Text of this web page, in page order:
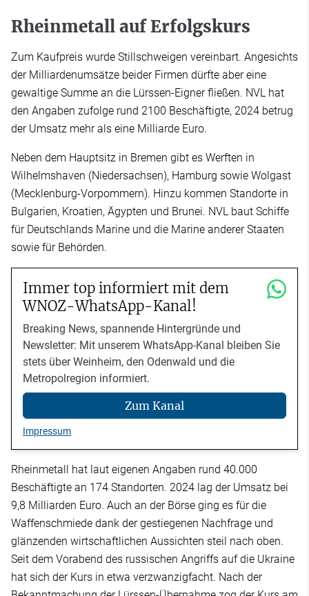
Rheinmetall auf Erfolgskurs
Zum Kaufpreis wurde Stillschweigen vereinbart. Angesichts
der Milliardenumsätze beider Firmen dürfte aber eine
gewaltige Summe an die Lürssen-Eigner fließen. NVL hat
den Angaben zufolge rund 2100 Beschäftigte, 2024 betrug
der Umsatz mehr als eine Milliarde Euro.
Neben dem Hauptsitz in Bremen gibt es Werften in
Wilhelmshaven (Niedersachsen), Hamburg sowie Wolgast
(Mecklenburg-Vorpommern). Hinzu kommen Standorte in
Bulgarien, Kroatien, Ägypten und Brunei. NVL baut Schiffe
für Deutschlands Marine und die Marine anderer Staaten
sowie für Behörden.
Immer top informiert mit dem
WNOZ-WhatsApp-Kanal!
Breaking News, spannende Hintergründe und
Newsletter: Mit unserem WhatsApp-Kanal bleiben Sie
stets über Weinheim, den Odenwald und die
Metropolregion informiert.
Zum Kanal
Impressum
Rheinmetall hat laut eigenen Angaben rund 40.000
Beschäftigte an 174 Standorten. 2024 lag der Umsatz bei
9,8 Milliarden Euro. Auch an der Börse ging es für die
Waffenschmiede dank der gestiegenen Nachfrage und
glänzenden wirtschaftlichen Aussichten steil nach oben.
Seit dem Vorabend des russischen Angriffs auf die Ukraine
hat sich der Kurs in etwa verzwanzigfacht. Nach der